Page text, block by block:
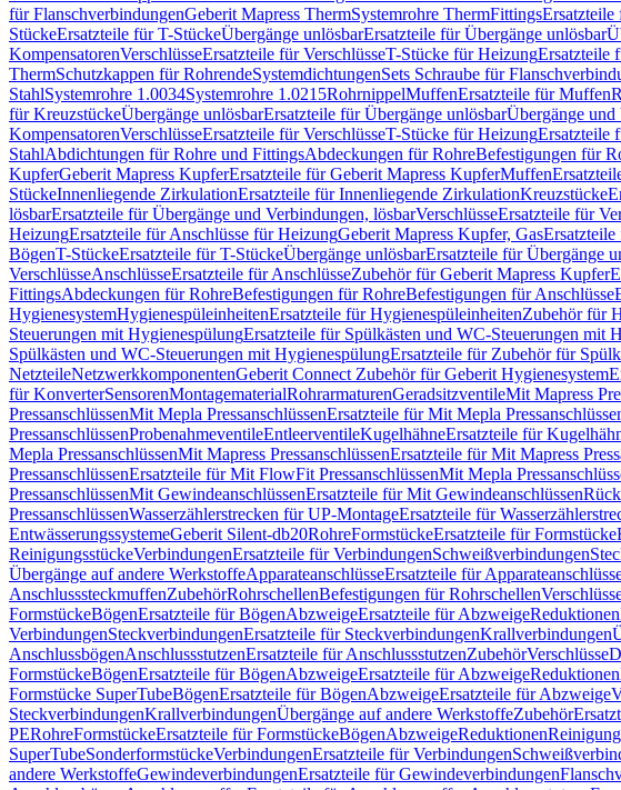
für FlanschverbindungenGeberit Mapress ThermSystemrohre ThermFittings
StückeErsatzteile für T-StückeÜbergänge unlösbarErsatzteile für Übergänge unlösbar
KompensatorenVerschlüsseErsatzteile für VerschlüsseT-Stücke für HeizungErsatzteile
ThermSchutzkappen für RohrendeSystemdichtungenSets Schraube für
StahlSystemrohre 1.0034Systemrohre 1.0215RohrnippelMuffenErsatzteile für Muffen
für KreuzstückeÜbergänge unlösbarErsatzteile für Übergänge unlösbarÜbergänge und
KompensatorenVerschlüsseErsatzteile für VerschlüsseT-Stücke für HeizungErsatzteile
StahlAbdichtungen für Rohre und FittingsAbdeckungen für RohreBefestigungen für
KupferGeberit Mapress KupferErsatzteile für Geberit Mapress KupferMuffen
StückeInnenliegende ZirkulationErsatzteile für Innenliegende ZirkulationKreuzstücke
lösbarErsatzteile für Übergänge und Verbindungen, lösbarVerschlüsseErsatzteile für
HeizungErsatzteile für Anschlüsse für HeizungGeberit Mapress Kupfer, Gas
BögenT-StückeErsatzteile für T-StückeÜbergänge unlösbarErsatzteile für Übergänge
VerschlüsseAnschlüsseErsatzteile für AnschlüsseZubehör für Geberit Mapress Kupfer
FittingsAbdeckungen für RohreBefestigungen für RohreBefestigungen für Anschlüsse
HygienesystemHygienespüleinheitenErsatzteile für HygienespüleinheitenZubehör für
Steuerungen mit HygienespülungErsatzteile für Spülkästen und WC-Steuerungen mit
Spülkästen und WC-Steuerungen mit HygienespülungErsatzteile für Zubehör für
NetzteileNetzwerkkomponentenGeberit Connect Zubehör für Geberit Hygienesystem
für KonverterSensorenMontagematerialRohrarmaturenGeradsitzventileMit Mapress
PressanschlüssenMit Mepla PressanschlüssenErsatzteile für Mit Mepla
PressanschlüssenProbenahmeventileEntleerventileKugelhähneErsatzteile für
Mepla PressanschlüssenMit Mapress PressanschlüssenErsatzteile für Mit Mapress
PressanschlüssenErsatzteile für Mit FlowFit PressanschlüssenMit Mepla
PressanschlüssenMit GewindeanschlüssenErsatzteile für Mit Gewindeanschlüssen
PressanschlüssenWasserzählerstrecken für UP-MontageErsatzteile für
EntwässerungssystemeGeberit Silent-db20RohreFormstückeErsatzteile für Formstücke
ReinigungsstückeVerbindungenErsatzteile für VerbindungenSchweißverbindungen
Übergänge auf andere WerkstoffeApparateanschlüsseErsatzteile für
AnschlusssteckmuffenZubehörRohrschellenBefestigungen für Rohrschellen
FormstückeBögenErsatzteile für BögenAbzweigeErsatzteile für AbzweigeReduktionen
VerbindungenSteckverbindungenErsatzteile für SteckverbindungenKrallverbindungen
AnschlussbögenAnschlussstutzenErsatzteile für AnschlussstutzenZubehörVerschlüsse
FormstückeBögenErsatzteile für BögenAbzweigeErsatzteile für AbzweigeReduktionen
Formstücke SuperTubeBögenErsatzteile für BögenAbzweigeErsatzteile für Abzweige
SteckverbindungenKrallverbindungenÜbergänge auf andere WerkstoffeZubehör
PERohreFormstückeErsatzteile für FormstückeBögenAbzweigeReduktionen
SuperTubeSonderformstückeVerbindungenErsatzteile für Verbindungen
andere WerkstoffeGewindeverbindungenErsatzteile für Gewindeverbindungen